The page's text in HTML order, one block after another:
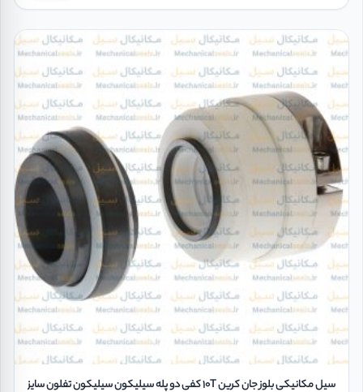
سیل مکانیکی بلوز جان کرین 10T کفی دو پله سیلیکون سیلیکون تفلون سایز